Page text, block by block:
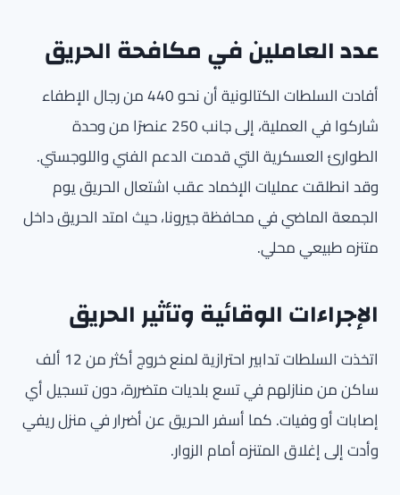
عدد العاملين في مكافحة الحريق
أفادت السلطات الكتالونية أن نحو 440 من رجال الإطفاء
شاركوا في العملية، إلى جانب 250 عنصرًا من وحدة
الطوارئ العسكرية التي قدمت الدعم الفني واللوجستي.
وقد انطلقت عمليات الإخماد عقب اشتعال الحريق يوم
الجمعة الماضي في محافظة جيرونا، حيث امتد الحريق داخل
متنزه طبيعي محلي.
الإجراءات الوقائية وتأثير الحريق
اتخذت السلطات تدابير احترازية لمنع خروج أكثر من 12 ألف
ساكن من منازلهم في تسع بلديات متضررة، دون تسجيل أي
إصابات أو وفيات. كما أسفر الحريق عن أضرار في منزل ريفي
وأدت إلى إغلاق المتنزه أمام الزوار.